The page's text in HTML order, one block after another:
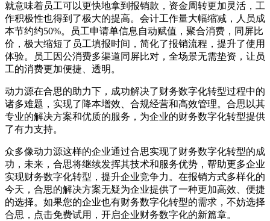
就意味着员工可以更快地拿到报销款，资金周转更加灵活，工
作积极性也得到了极大的提高。会计工作量大幅缩减，人员成
本节约约50%。员工申请单信息自动赋值，聚合消费，同屏比
价，极大缩短了员工填报时间，简化了报销流程，提升了使用
体验。员工因公消费多渠道同屏比对，全场景无需垫资，让员
工的消费更加便捷、透明。
动力源在合思的助力下，成功解决了财务数字化转型过程中的
诸多难题，实现了降本增效、合规经营和高效管理。合思以其
专业的解决方案和优质的服务，为企业的财务数字化转型提供
了有力支持。
众多像动力源这样的企业通过合思实现了财务数字化转型的成
功，未来，合思将继续发挥其技术和服务优势，帮助更多企业
实现财务数字化转型，提升企业竞争力。在报销方式多样化的
今天，合思的解决方案无疑为企业提供了一种更加高效、便捷
的选择。如果您的企业也有财务数字化转型的需求，不妨选择
合思，点击免费试用，开启企业财务数字化的新篇章。